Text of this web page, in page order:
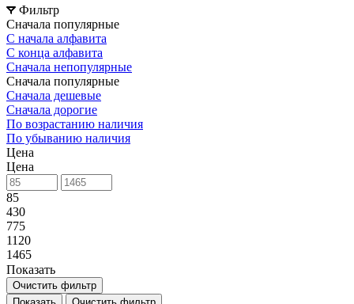
Фильтр
Сначала популярные
С начала алфавита
С конца алфавита
Сначала непопулярные
Сначала популярные
Сначала дешевые
Сначала дорогие
По возрастанию наличия
По убыванию наличия
Цена
Цена
85
430
775
1120
1465
Показать
Очистить фильтр